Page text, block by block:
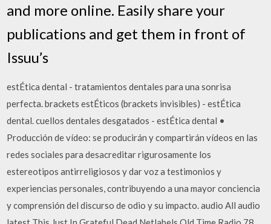
and more online. Easily share your
publications and get them in front of
Issuu’s
estÉtica dental - tratamientos dentales para una sonrisa
perfecta. brackets estÉticos (brackets invisibles) - estÉtica
dental. cuellos dentales desgatados - estÉtica dental •
Producción de vídeo: se producirán y compartirán vídeos en las
redes sociales para desacreditar rigurosamente los
estereotipos antirreligiosos y dar voz a testimonios y
experiencias personales, contribuyendo a una mayor conciencia
y comprensión del discurso de odio y su impacto. audio All audio